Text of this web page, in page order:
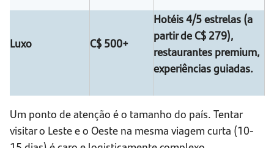
Luxo C$ 500+
Hotéis 4/5 estrelas (a
partir de C$ 279),
restaurantes premium,
experiências guiadas.
Um ponto de atenção é o tamanho do país. Tentar
visitar o Leste e o Oeste na mesma viagem curta (10-